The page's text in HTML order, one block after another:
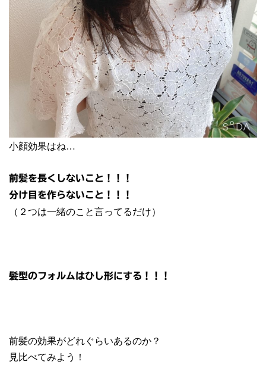
小顔効果はね…
前髪を長くしないこと！！！
分け目を作らないこと！！！
（２つは一緒のこと言ってるだけ）
髪型のフォルムはひし形にする！！！
前髪の効果がどれぐらいあるのか？
見比べてみよう！